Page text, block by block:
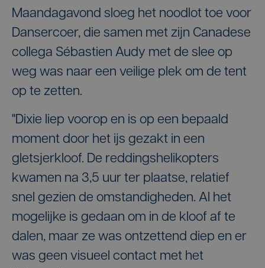
Maandagavond sloeg het noodlot toe voor
Dansercoer, die samen met zijn Canadese
collega Sébastien Audy met de slee op
weg was naar een veilige plek om de tent
op te zetten.
"Dixie liep voorop en is op een bepaald
moment door het ijs gezakt in een
gletsjerkloof. De reddingshelikopters
kwamen na 3,5 uur ter plaatse, relatief
snel gezien de omstandigheden. Al het
mogelijke is gedaan om in de kloof af te
dalen, maar ze was ontzettend diep en er
was geen visueel contact met het